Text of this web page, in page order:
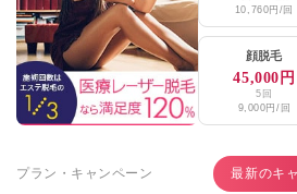
10,760円/回
顔脱毛
45,000円
5回
9,000円/回
プラン・キャンペーン 最新のキ